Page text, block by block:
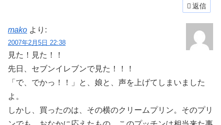
返信
mako より:
2007年2月5日 22:38
見た！見た！！
先日、セブンイレブンで見た！！！
「で、でかっ！！」と、娘と、声を上げてしまいました
よ。
しかし、買ったのは、その横のクリームプリン。そのプリ